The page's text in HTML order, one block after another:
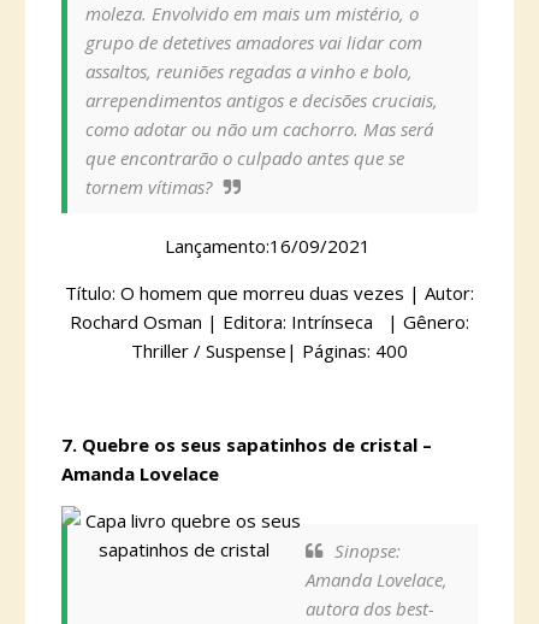
moleza. Envolvido em mais um mistério, o
grupo de detetives amadores vai lidar com
assaltos, reuniões regadas a vinho e bolo,
arrependimentos antigos e decisões cruciais,
como adotar ou não um cachorro. Mas será
que encontrarão o culpado antes que se
tornem vítimas?
Lançamento:16/09/2021
Título: O homem que morreu duas vezes | Autor:
Rochard Osman | Editora: Intrínseca | Gênero:
Thriller / Suspense| Páginas: 400
7. Quebre os seus sapatinhos de cristal –
Amanda Lovelace
Sinopse:
Amanda Lovelace,
autora dos best-